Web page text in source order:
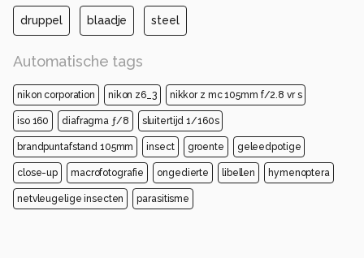
druppel blaadje steel
Automatische tags
nikon corporation nikon z6_3 nikkor z mc 105mm f/2.8 vr s
iso 160 diafragma ƒ/8 sluitertijd 1/160s
brandpuntafstand 105mm insect groente geleedpotige
close-up macrofotografie ongedierte libellen hymenoptera
netvleugelige insecten parasitisme